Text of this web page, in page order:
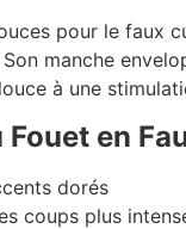
pour le
manche
à une
en
dorés
coups plus